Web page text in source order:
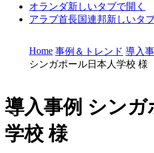
オランダ新しいタブで開く
アラブ首長国連邦新しいタ
Home 事例＆トレンド 導入
シンガポール日本人学校 様
導入事例 シンガ
学校 様